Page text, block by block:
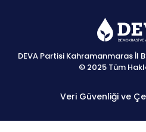
DEVA Partisi Kahramanmaras İl
© 2025 Tüm
Veri Güvenliği ve